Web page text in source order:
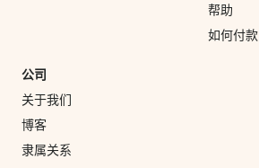
帮助
如何付款
公司
关于我们
博客
隶属关系